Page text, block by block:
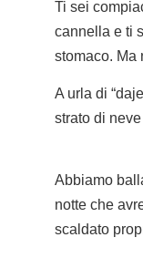
Ti sei
cannella e ti
stomaco. Ma
A urla di
strato di
Abbiamo
notte che
scaldato